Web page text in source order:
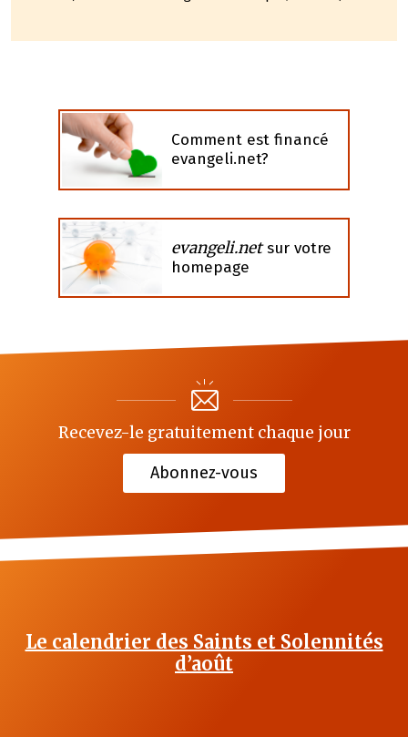
Comment est financé
evangeli.net?
evangeli.netsur votre
homepage
Recevez-le gratuitement chaque jour
Abonnez-vous
Le calendrier des Saints et Solennités
d’août